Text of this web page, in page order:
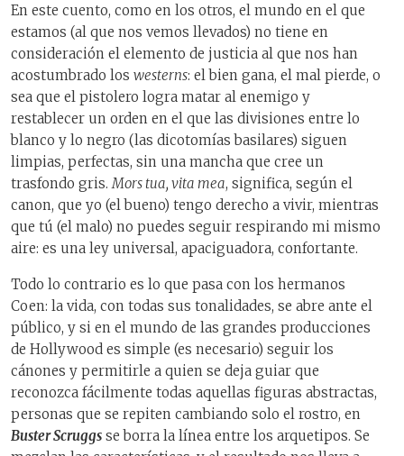
En este cuento, como en los otros, el mundo en el que
estamos (al que nos vemos llevados) no tiene en
consideración el elemento de justicia al que nos han
acostumbrado los westerns: el bien gana, el mal pierde, o
sea que el pistolero logra matar al enemigo y
restablecer un orden en el que las divisiones entre lo
blanco y lo negro (las dicotomías basilares) siguen
limpias, perfectas, sin una mancha que cree un
trasfondo gris. Mors tua, vita mea, significa, según el
canon, que yo (el bueno) tengo derecho a vivir, mientras
que tú (el malo) no puedes seguir respirando mi mismo
aire: es una ley universal, apaciguadora, confortante.
Todo lo contrario es lo que pasa con los hermanos
Coen: la vida, con todas sus tonalidades, se abre ante el
público, y si en el mundo de las grandes producciones
de Hollywood es simple (es necesario) seguir los
cánones y permitirle a quien se deja guiar que
reconozca fácilmente todas aquellas figuras abstractas,
personas que se repiten cambiando solo el rostro, en
Buster Scruggs se borra la línea entre los arquetipos. Se